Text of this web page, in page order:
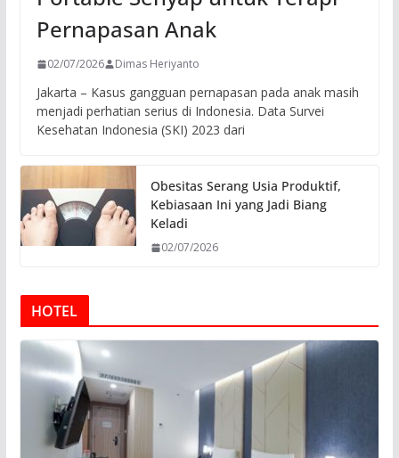
Pernapasan Anak
02/07/2026 Dimas Heriyanto
Jakarta – Kasus gangguan pernapasan pada anak masih
menjadi perhatian serius di Indonesia. Data Survei
Kesehatan Indonesia (SKI) 2023 dari
Obesitas Serang Usia Produktif,
Kebiasaan Ini yang Jadi Biang
Keladi
02/07/2026
HOTEL